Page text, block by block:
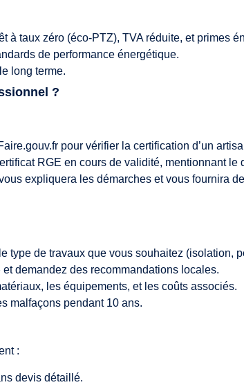
à taux zéro (éco-PTZ), TVA réduite, et primes
de performance énergétique.
long terme.
?
pour vérifier la certification d’un
RGE en cours de validité, mentionnant
expliquera les démarches et vous fournira
type de travaux que vous souhaitez (isolation,
demandez des recommandations locales.
les équipements, et les coûts associés.
malfaçons pendant 10 ans.
:
devis détaillé.